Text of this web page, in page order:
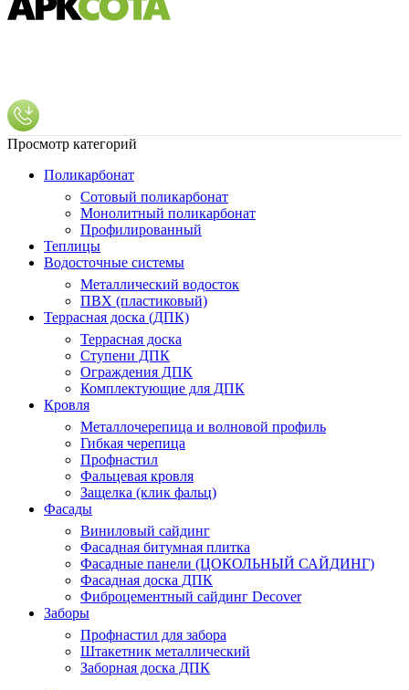
Просмотр категорий
Поликарбонат
Сотовый поликарбонат
Монолитный поликарбонат
Профилированный
Теплицы
Водосточные системы
Металлический водосток
ПВХ (пластиковый)
Террасная доска (ДПК)
Террасная доска
Ступени ДПК
Ограждения ДПК
Комплектующие для ДПК
Кровля
Металлочерепица и волновой профиль
Гибкая черепица
Профнастил
Фальцевая кровля
Защелка (клик фальц)
Фасады
Виниловый сайдинг
Фасадная битумная плитка
Фасадные панели (ЦОКОЛЬНЫЙ САЙДИНГ)
Фасадная доска ДПК
Фиброцементный сайдинг Decover
Заборы
Профнастил для забора
Штакетник металлический
Заборная доска ДПК